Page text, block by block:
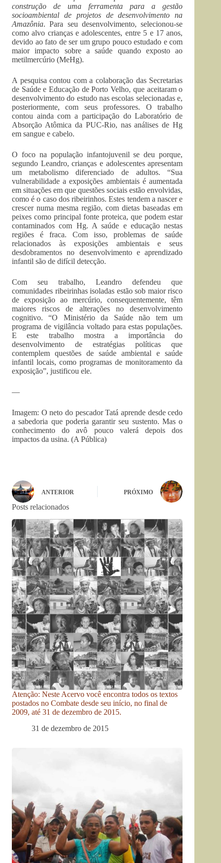
construção de uma ferramenta para a gestão
socioambiental de projetos de desenvolvimento na
Amazônia. Para seu desenvolvimento, selecionou-se
como alvo crianças e adolescentes, entre 5 e 17 anos,
devido ao fato de ser um grupo pouco estudado e com
maior impacto sobre a saúde quando exposto ao
metilmercúrio (MeHg).
A pesquisa contou com a colaboração das Secretarias
de Saúde e Educação de Porto Velho, que aceitaram o
desenvolvimento do estudo nas escolas selecionadas e,
posteriormente, com seus professores. O trabalho
contou ainda com a participação do Laboratório de
Absorção Atômica da PUC-Rio, nas análises de Hg
em sangue e cabelo.
O foco na população infantojuvenil se deu porque,
segundo Leandro, crianças e adolescentes apresentam
um metabolismo diferenciado de adultos. “Sua
vulnerabilidade a exposições ambientais é aumentada
em situações em que questões sociais estão envolvidas,
como é o caso dos ribeirinhos. Estes tendem a nascer e
crescer numa mesma região, com dietas baseadas em
peixes como principal fonte proteica, que podem estar
contaminados com Hg. A saúde e educação nestas
regiões é fraca. Com isso, problemas de saúde
relacionados às exposições ambientais e seus
desdobramentos no desenvolvimento e aprendizado
infantil são de difícil detecção.
Com seu trabalho, Leandro defendeu que
comunidades ribeirinhas isoladas estão sob maior risco
de exposição ao mercúrio, consequentemente, têm
maiores riscos de alterações no desenvolvimento
cognitivo. “O Ministério da Saúde não tem um
programa de vigilância voltado para estas populações.
E este trabalho mostra a importância do
desenvolvimento de estratégias políticas que
contemplem questões de saúde ambiental e saúde
infantil locais, como programas de monitoramento da
exposição”, justificou ele.
—
Imagem: O neto do pescador Tatá aprende desde cedo
a sabedoria que poderia garantir seu sustento. Mas o
conhecimento do avô pouco valerá depois dos
impactos da usina. (A Pública)
ANTERIOR PRÓXIMO
Posts relacionados
Atenção: Neste Acervo você encontra todos os textos
postados no Combate desde seu início, no final de
2009, até 31 de dezembro de 2015.
31 de dezembro de 2015